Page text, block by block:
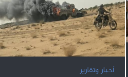
أخبار وتقارير